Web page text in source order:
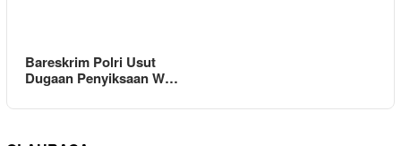
Bareskrim Polri Usut
Dugaan Penyiksaan W…